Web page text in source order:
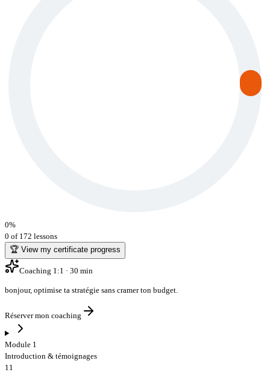
0%
0 of 172 lessons
🏆 View my certificate progress
Coaching 1:1 · 30 min
bonjour, optimise ta stratégie sans cramer ton budget.
Réserver mon coaching
Module 1
Introduction & témoignages
11